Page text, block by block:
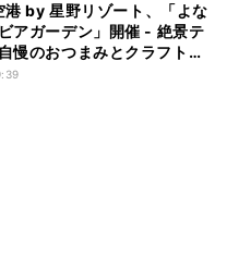
by 星野リゾート、「よな
アガーデン」開催 - 絶景テ
慢のおつまみとクラフトビ